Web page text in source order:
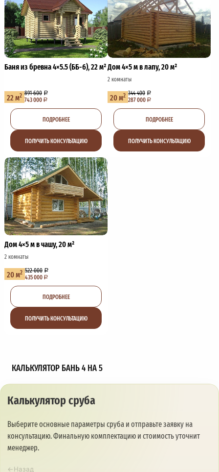
Баня из бревна 4×5.5 (ББ-6), 22 м²
22 м2 891 600
743 000
ПОДРОБНЕЕ
ПОЛУЧИТЬ КОНСУЛЬТАЦИЮ
Дом 4×5 м в лапу, 20 м²
2 комнаты
20 м2 344 400
287 000
ПОДРОБНЕЕ
ПОЛУЧИТЬ КОНСУЛЬТАЦИЮ
Дом 4×5 м в чашу, 20 м²
2 комнаты
20 м2 522 000
435 000
ПОДРОБНЕЕ
ПОЛУЧИТЬ КОНСУЛЬТАЦИЮ
КАЛЬКУЛЯТОР БАНЬ 4 НА 5
Калькулятор сруба
Выберите основные параметры сруба и отправьте заявку на
консультацию. Финальную комплектацию и стоимость уточнит
менеджер.
←Назад